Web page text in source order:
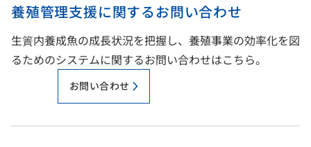
養殖管理支援に関するお問い合わせ
生簀内養成魚の成長状況を把握し、養殖事業の効率化を図
るためのシステムに関するお問い合わせはこちら。
お問い合わせ